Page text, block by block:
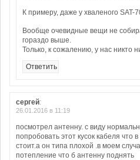
К примеру, даже у хваленого
Вообще очевидные вещи не
гораздо выше.
Только, к сожалению, у нас никто
Ответить
сергей:
26.01.2016 в 11:19
посмотрел антенну. с виду
попробовать этот кусок кабеля
стоит.а он типа плохой .в моем
потепление что б антенну поднять